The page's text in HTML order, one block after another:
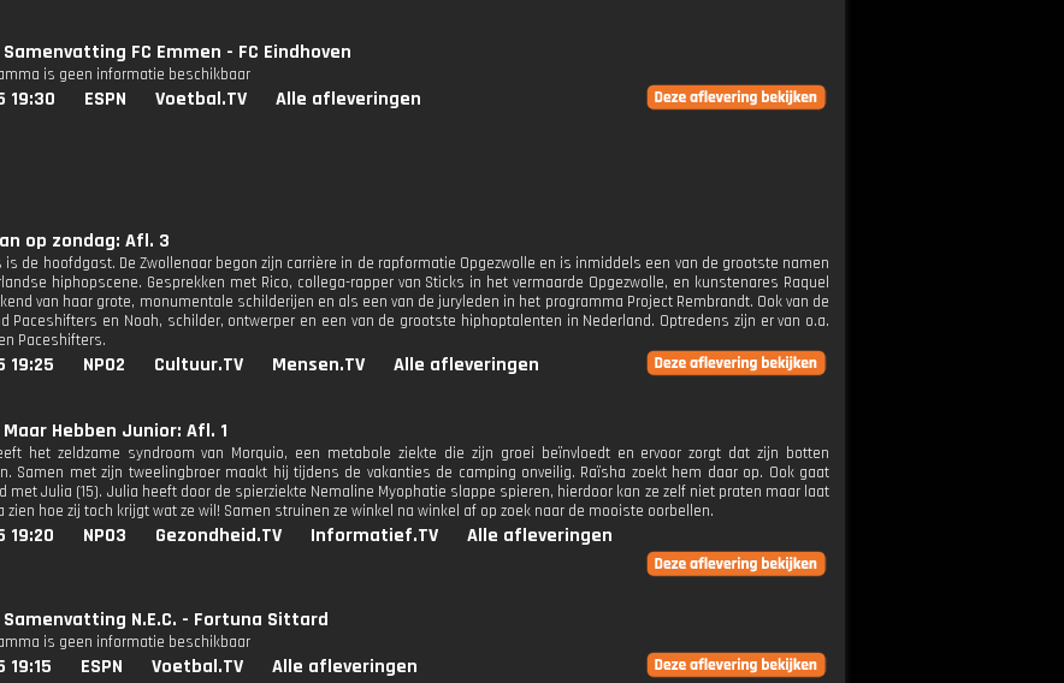
FC Emmen - FC Eindhoven
is geen informatie beschikbaar
19:30 ESPN Voetbal.TV Alle afleveringen
op zondag: Afl. 3
is de hoofdgast. De Zwollenaar begon zijn carrière in de rapformatie Opgezwolle en is inmiddels een van de grootste namen
hiphopscene. Gesprekken met Rico, collega-rapper van Sticks in het vermaarde Opgezwolle, en kunstenares Raquel
van haar grote, monumentale schilderijen en als een van de juryleden in het programma Project Rembrandt. Ook van de
Paceshifters en Noah, schilder, ontwerper en een van de grootste hiphoptalenten in Nederland. Optredens zijn er van o.a.
Paceshifters.
19:25 NPO2 Cultuur.TV Mensen.TV Alle afleveringen
Hebben Junior: Afl. 1
het zeldzame syndroom van Morquio, een metabole ziekte die zijn groei beïnvloedt en ervoor zorgt dat zijn botten
Samen met zijn tweelingbroer maakt hij tijdens de vakanties de camping onveilig. Raïsha zoekt hem daar op. Ook gaat
met Julia (15). Julia heeft door de spierziekte Nemaline Myophatie slappe spieren, hierdoor kan ze zelf niet praten maar laat
zien hoe zij toch krijgt wat ze wil! Samen struinen ze winkel na winkel af op zoek naar de mooiste oorbellen.
19:20 NPO3 Gezondheid.TV Informatief.TV Alle afleveringen
Samenvatting N.E.C. - Fortuna Sittard
is geen informatie beschikbaar
19:15 ESPN Voetbal.TV Alle afleveringen